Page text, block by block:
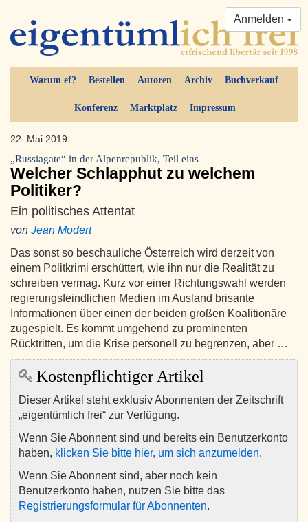
Warum ef? Bestellen Autoren Archiv Buchverkauf
Konferenz Marktplatz Impressum
Anmelden
22. Mai 2019
„Russiagate“ in der Alpenrepublik, Teil eins
Welcher Schlapphut zu welchem
Politiker?
Ein politisches Attentat
von Jean Modert
Das sonst so beschauliche Österreich wird derzeit von
einem Politkrimi erschüttert, wie ihn nur die Realität zu
schreiben vermag. Kurz vor einer Richtungswahl werden
regierungsfeindlichen Medien im Ausland brisante
Informationen über einen der beiden großen Koalitionäre
zugespielt. Es kommt umgehend zu prominenten
Rücktritten, um die Krise personell zu begrenzen, aber …
Kostenpflichtiger Artikel
Dieser Artikel steht exklusiv Abonnenten der Zeitschrift
„eigentümlich frei“ zur Verfügung.
Wenn Sie Abonnent sind und bereits ein Benutzerkonto
haben, klicken Sie bitte hier, um sich anzumelden.
Wenn Sie Abonnent sind, aber noch kein
Benutzerkonto haben, nutzen Sie bitte das
Registrierungsformular für Abonnenten.